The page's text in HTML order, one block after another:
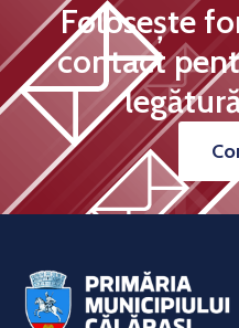
Folosește
contact